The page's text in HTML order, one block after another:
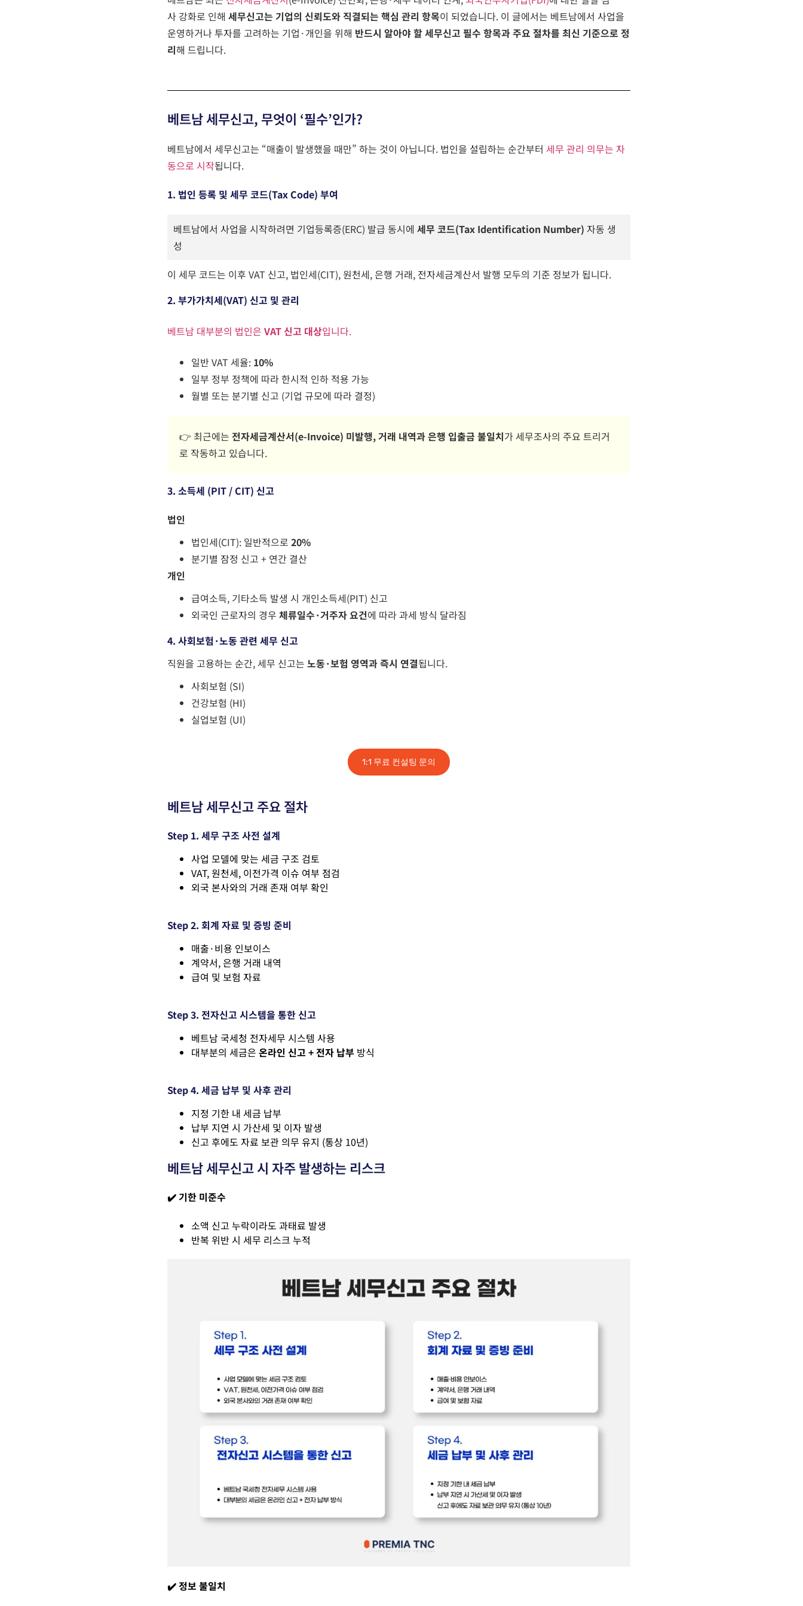
사 강화로 인해 세무신고는 기업의 신뢰도와 직결되는 핵심 관리 항목이 되었습니다. 이 글에서는 베트남에서 사업을
운영하거나 투자를 고려하는 기업·개인을 위해 반드시 알아야 할 세무신고 필수 항목과 주요 절차를 최신 기준으로 정
리해 드립니다.
베트남 세무신고, 무엇이 ‘필수’인가?
베트남에서 세무신고는 “매출이 발생했을 때만”하는 것이 아닙니다. 법인을 설립하는 순간부터 세무 관리 의무는 자
동으로 시작됩니다.
1. 법인 등록 및 세무 코드(Tax Code)부여
베트남에서 사업을 시작하려면 기업등록증(ERC) 발급 동시에세무 코드(Tax Identification Number) 자동 생
성
이 세무 코드는 이후 VAT 신고, 법인세(CIT),원천세, 은행 거래, 전자세금계산서 발행 모두의 기준 정보가 됩니다.
2.부가가치세(VAT)신고 및 관리
베트남 대부분의 법인은VAT신고 대상입니다.
일반VAT세율: 10%
일부 정부 정책에 따라 한시적 인하 적용 가능
월별 또는 분기별 신고 (기업 규모에 따라 결정)
👉 최근에는 전자세금계산서(e-Invoice) 미발행,거래 내역과 은행 입출금 불일치가 세무조사의 주요 트리거
로 작동하고 있습니다.
3.소득세 (PIT / CIT)신고
법인
법인세(CIT): 일반적으로20%
분기별 잠정 신고 + 연간 결산
개인
급여소득, 기타소득 발생 시 개인소득세(PIT) 신고
외국인 근로자의 경우체류일수·거주자 요건에 따라 과세 방식 달라짐
4.사회보험·노동 관련 세무 신고
직원을 고용하는 순간, 세무 신고는노동·보험 영역과 즉시 연결됩니다.
사회보험 (SI)
건강보험 (HI)
실업보험 (UI)
1:1 무료 컨설팅 문의
베트남 세무신고 주요 절차
Step 1.세무 구조 사전 설계
사업 모델에 맞는 세금 구조 검토
VAT,원천세, 이전가격 이슈 여부 점검
외국 본사와의 거래 존재 여부 확인
Step 2.회계 자료 및 증빙 준비
매출·비용 인보이스
계약서, 은행 거래 내역
급여 및 보험 자료
Step 3.전자신고 시스템을 통한 신고
베트남 국세청 전자세무 시스템 사용
대부분의 세금은온라인 신고 +전자 납부 방식
Step 4.세금 납부 및 사후 관리
지정 기한 내 세금 납부
납부 지연 시 가산세 및 이자 발생
신고 후에도 자료 보관 의무 유지 (통상 10년)
베트남 세무신고 시 자주 발생하는 리스크
✔️기한 미준수
소액 신고 누락이라도 과태료 발생
반복 위반 시 세무 리스크 누적
✔️정보 불일치